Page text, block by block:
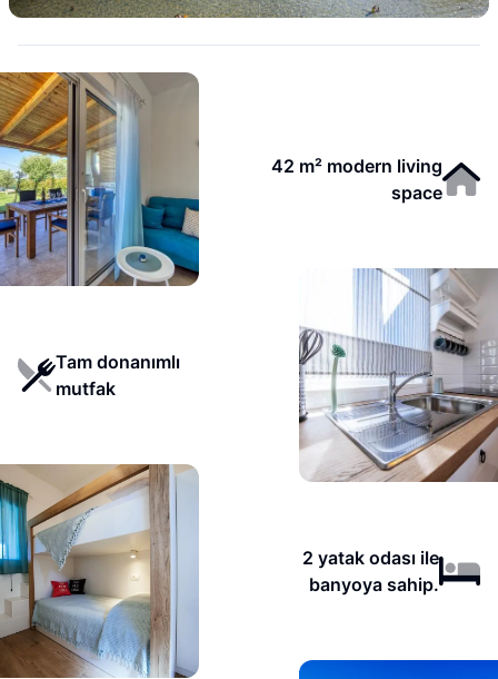
42 m² modern living
space
Tam donanımlı
mutfak
2 yatak odası ile
banyoya sahip.